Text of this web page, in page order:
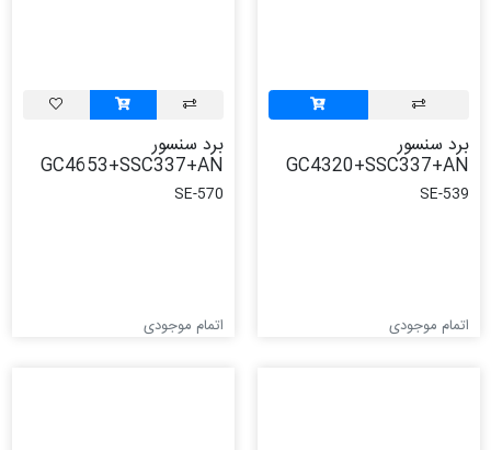
برد سنسور
GC4320+SSC337+AN
SE-539
اتمام موجودی
برد سنسور
GC4653+SSC337+AN
SE-570
اتمام موجودی